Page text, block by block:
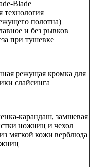
Blade
технология
полотна)
и без рывков
при тушевке
режущая кромка для
слайсинга
карандаш, замшевая
ножниц и чехол
мягкой кожи верблюда